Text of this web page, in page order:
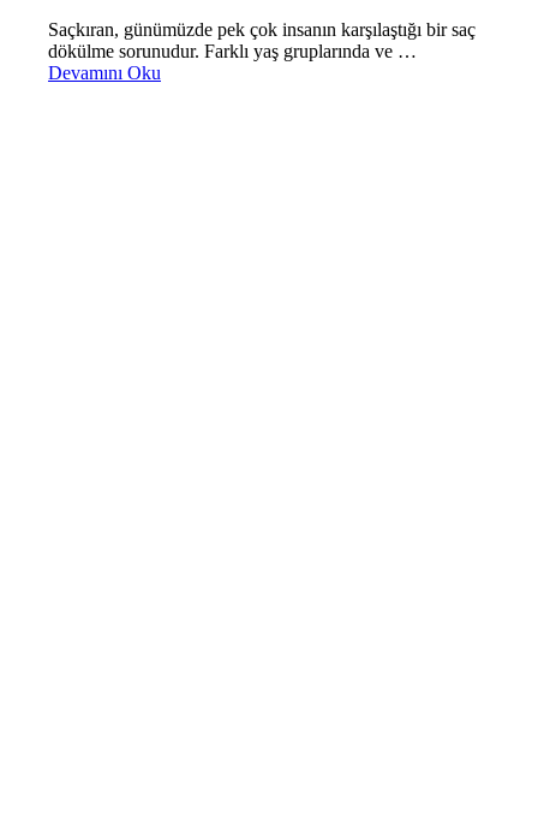
Saçkıran, günümüzde pek çok insanın karşılaştığı bir saç
dökülme sorunudur. Farklı yaş gruplarında ve …
Devamını Oku